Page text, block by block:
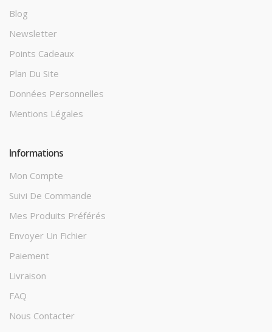
Blog
Newsletter
Points Cadeaux
Plan Du Site
Données Personnelles
Mentions Légales
Informations
Mon Compte
Suivi De Commande
Mes Produits Préférés
Envoyer Un Fichier
Paiement
Livraison
FAQ
Nous Contacter